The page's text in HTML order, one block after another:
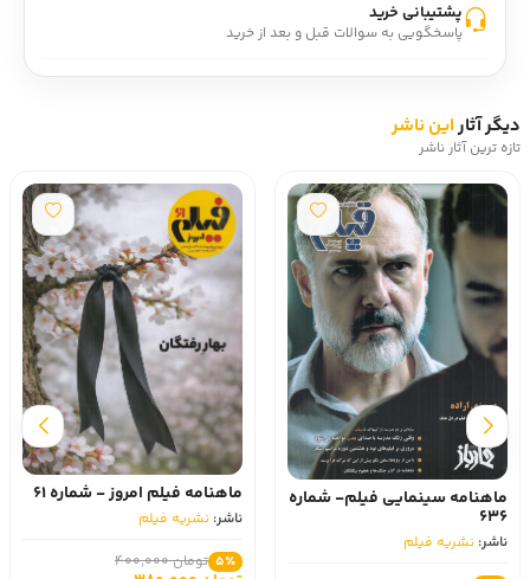
پشتیبانی خرید
پاسخگویی به سوالات قبل و بعد از خرید
دیگر آثاراین ناشر
تازه ترین آثار ناشر
ماهنامه سینمایی فیلم- شماره
636
ناشر: نشریه فیلم
ماهنامه فیلم امروز - شماره 61
ناشر: نشریه فیلم
5٪ تومان 400,000